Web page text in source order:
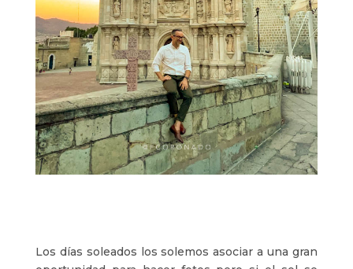
Los días soleados los solemos asociar a una gran